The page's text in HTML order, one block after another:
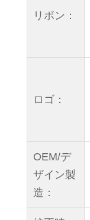
リボン：
ロゴ：
OEM/デ
ザイン製
造：